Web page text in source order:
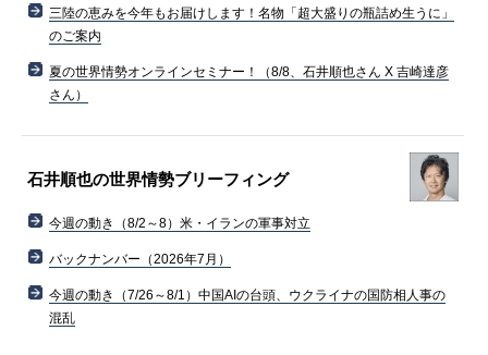
三陸の恵みを今年もお届けします！名物「超大盛りの瓶詰め生うに」
のご案内
夏の世界情勢オンラインセミナー！（8/8、石井順也さん X 吉崎達彦
さん）
石井順也の世界情勢ブリーフィング
今週の動き（8/2～8）米・イランの軍事対立
バックナンバー（2026年7月）
今週の動き（7/26～8/1）中国AIの台頭、ウクライナの国防相人事の
混乱